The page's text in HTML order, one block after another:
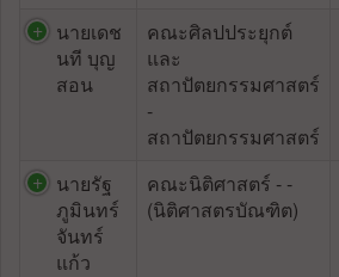
นายเดช
นที บุญ
สอน
คณะศิลปประยุกต์
และ
สถาปัตยกรรมศาสตร์
-
สถาปัตยกรรมศาสตร์
นายรัฐ
ภูมินทร์
จันทร์
แก้ว
คณะนิติศาสตร์ - -
(นิติศาสตรบัณฑิต)